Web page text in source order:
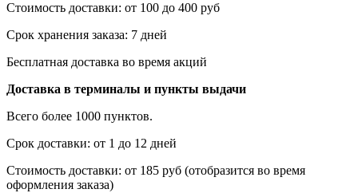
Стоимость доставки: от 100 до 400 руб
Срок хранения заказа: 7 дней
Бесплатная доставка во время акций
Доставка в терминалы и пункты выдачи
Всего более 1000 пунктов.
Срок доставки: от 1 до 12 дней
Стоимость доставки: от 185 руб (отобразится во время
оформления заказа)